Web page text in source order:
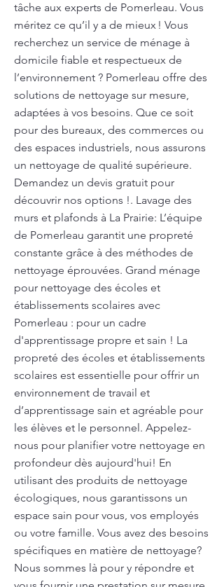
tâche aux experts de Pomerleau. Vous
méritez ce qu’il y a de mieux ! Vous
recherchez un service de ménage à
domicile fiable et respectueux de
l’environnement ? Pomerleau offre des
solutions de nettoyage sur mesure,
adaptées à vos besoins. Que ce soit
pour des bureaux, des commerces ou
des espaces industriels, nous assurons
un nettoyage de qualité supérieure.
Demandez un devis gratuit pour
découvrir nos options !. Lavage des
murs et plafonds à La Prairie: L’équipe
de Pomerleau garantit une propreté
constante grâce à des méthodes de
nettoyage éprouvées. Grand ménage
pour nettoyage des écoles et
établissements scolaires avec
Pomerleau : pour un cadre
d'apprentissage propre et sain ! La
propreté des écoles et établissements
scolaires est essentielle pour offrir un
environnement de travail et
d’apprentissage sain et agréable pour
les élèves et le personnel. Appelez-
nous pour planifier votre nettoyage en
profondeur dès aujourd'hui! En
utilisant des produits de nettoyage
écologiques, nous garantissons un
espace sain pour vous, vos employés
ou votre famille. Vous avez des besoins
spécifiques en matière de nettoyage?
Nous sommes là pour y répondre et